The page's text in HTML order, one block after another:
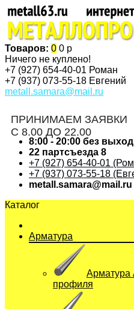
Товаров: 0 0 р
Ничего не куплено!
+7 (927) 654-40-01 Роман
+7 (937) 073-55-18 Евгений
metall.samara@mail.ru
ПРИНИМАЕМ ЗАЯВКИ
С 8.00 ДО 22.00
8:00 - 20:00 без
22 партсъезда 8
+7 (927) 654-40-01
+7 (937) 073-55-18
metall.samara@mail.ru
Каталог
Арматура
Арматура
профиля